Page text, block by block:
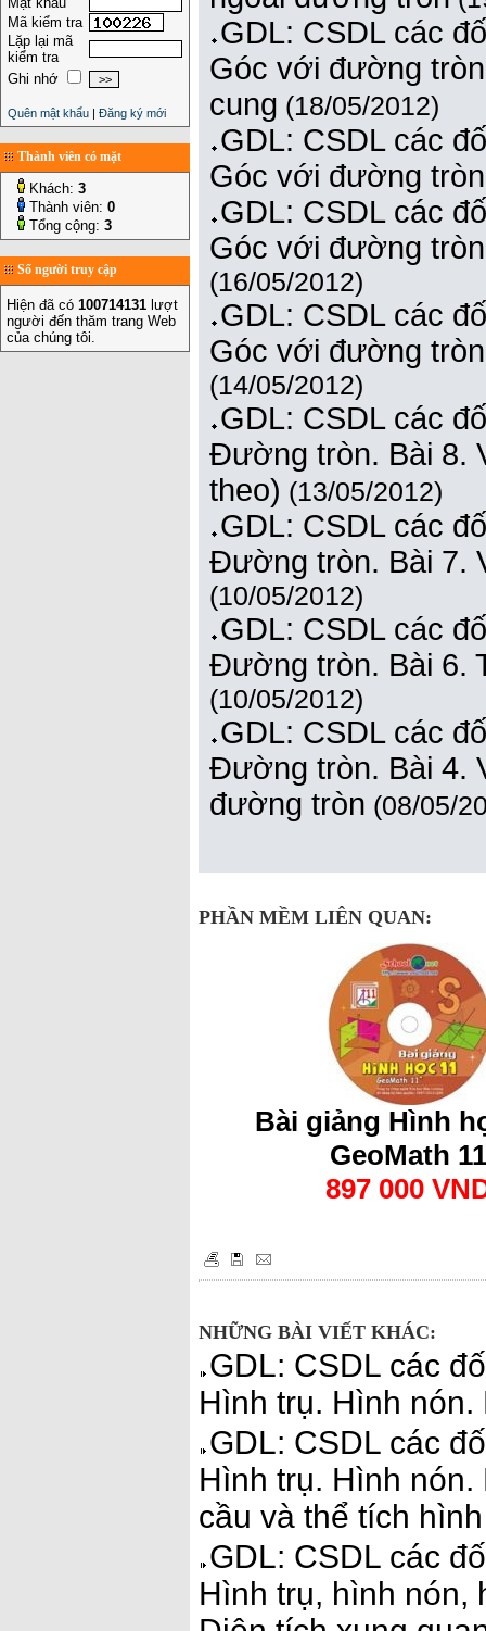
Mã kiểm tra
Lặp lại mã
kiểm tra
Ghi nhớ
Quên mật khẩu | Đăng ký mới
Thành viên có mặt
Khách: 3
Thành viên: 0
Tổng cộng: 3
Số người truy cập
Hiện đã có 100714131 lượt
người đến thăm trang Web
của chúng tôi.
GDL: CSDL các
Góc với đường
cung (18/05/2012)
GDL: CSDL các
Góc với đường
GDL: CSDL các
Góc với đường
(16/05/2012)
GDL: CSDL các
Góc với đường
(14/05/2012)
GDL: CSDL các
Đường tròn. Bài 8.
theo) (13/05/2012)
GDL: CSDL các
Đường tròn. Bài 7.
(10/05/2012)
GDL: CSDL các
Đường tròn. Bài 6.
(10/05/2012)
GDL: CSDL các
Đường tròn. Bài 4.
đường tròn (08/05/
PHẦN MỀM LIÊN QUAN:
Bài giảng Hình
GeoMath
897 000
NHỮNG BÀI VIẾT KHÁC:
GDL: CSDL các
Hình trụ. Hình
GDL: CSDL các
Hình trụ. Hình
cầu và thể tích
GDL: CSDL các
Hình trụ, hình nón,